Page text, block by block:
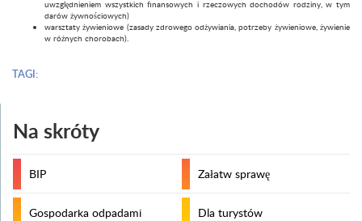
uwzględnieniem wszystkich finansowych i rzeczowych dochodów rodziny, w tym
darów żywnościowych)
warsztaty żywieniowe (zasady zdrowego odżywiania, potrzeby żywieniowe, żywienie
w różnych chorobach).
TAGI:
Na skróty
BIP Załatw sprawę
Gospodarka odpadami Dla turystów